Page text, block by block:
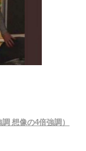
想像の4倍強調）